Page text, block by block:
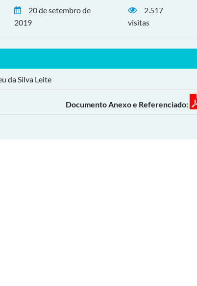
20 de setembro de
2019
2.517
visitas
da Silva Leite
Documento Anexo e Referenciado: